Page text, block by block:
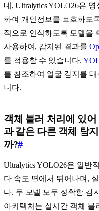
네, Ultralytics YOLO26은
하여 개인정보를 보호하도
적으로 인식하도록 모델을
사용하여, 감지된 결과를
를 적용할 수 있습니다.
를 참조하여 얼굴 감지를
니다.
객체 블러 처리에 있
과 같은 다른 객체 탐
까?#
Ultralytics YOLO26은 일반
다 속도 면에서 뛰어나며,
다. 두 모델 모두 정확한 감
아키텍처는 실시간 객체 블